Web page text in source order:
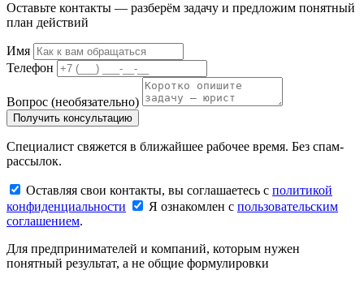
Оставьте контакты — разберём задачу и предложим понятный
план действий
Имя
Телефон
Вопрос (необязательно)
Получить консультацию
Специалист свяжется в ближайшее рабочее время. Без спам-
рассылок.
Оставляя свои контакты, вы соглашаетесь с политикой
конфиденциальности
Я ознакомлен с пользовательским
соглашением.
Для предпринимателей и компаний, которым нужен
понятный результат, а не общие формулировки